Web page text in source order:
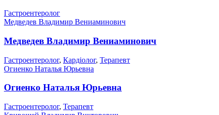
Гастроентеролог
Медведев Владимир Вениаминович
Медведев Владимир Вениаминович
Гастроентеролог, Кардіолог, Терапевт
Огиенко Наталья Юрьевна
Огиенко Наталья Юрьевна
Гастроентеролог, Терапевт